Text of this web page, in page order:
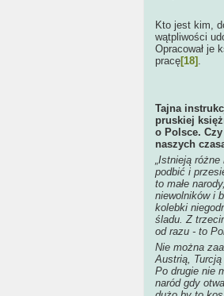
Kto jest kim,
wątpliwości
Opracował je
pracę[18] .
Tajna
pruskiej
o Polsce.
naszych
„Istnieją
podbić i
to małe
niewolników i
kolebki
śladu. Z
od razu - to
Nie można
Austrią,
Po drugie nie
naród gdy